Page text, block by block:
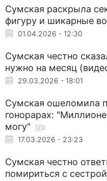
Сумская раскрыла
фигуру и шикарные
01.04.2026 - 12:30
Сумская честно
нужно на месяц
29.03.2026 - 18:01
Сумская ошеломила
гонорарах:
могу"
17.03.2026 - 23:23
Сумская честно
помириться с